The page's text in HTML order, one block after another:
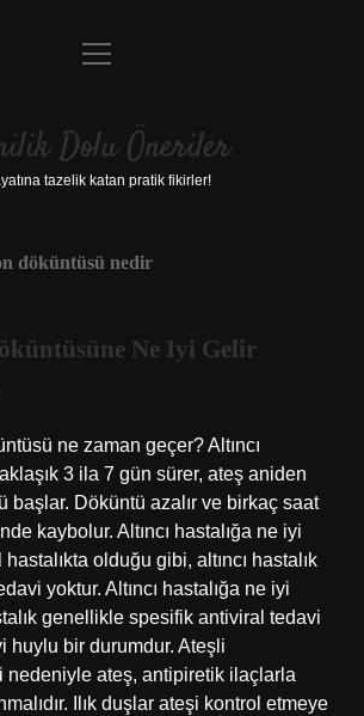
Anasayfa
Yasal Uyarı
menüyü
Dolu Öneriler
tazelik katan pratik fikirler!
döküntüsü nedir
Ne Iyi Gelir
ne zaman geçer? Altıncı
3 ila 7 gün sürer, ateş aniden
başlar. Döküntü azalır ve birkaç saat
kaybolur. Altıncı hastalığa ne iyi
olduğu gibi, altıncı hastalık
yoktur. Altıncı hastalığa ne iyi
genellikle spesifik antiviral tedavi
huylu bir durumdur. Ateşli
nedeniyle ateş, antipiretik ilaçlarla
Ilık duşlar ateşi kontrol etmeye